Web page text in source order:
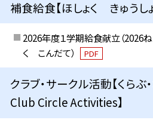
補食給食【ほしょく きゅう
2026年度１学期給食献立（2026
く こんだて）
PDF
クラブ・サークル活動【くら
Club Circle Activities】